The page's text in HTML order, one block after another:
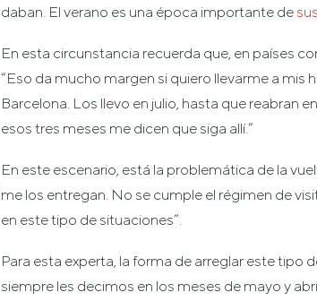
daban. El verano es una época importante de
En esta circunstancia recuerda que, en países
“Eso da mucho margen si quiero llevarme a mis
Barcelona. Los llevo en julio, hasta que reabran
esos tres meses me dicen que siga allí.”
En este escenario, está la problemática de la
me los entregan. No se cumple el régimen de
en este tipo de situaciones”.
Para esta experta, la forma de arreglar este tipo
siempre les decimos en los meses de mayo y